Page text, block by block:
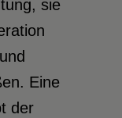
sie
Eine
der